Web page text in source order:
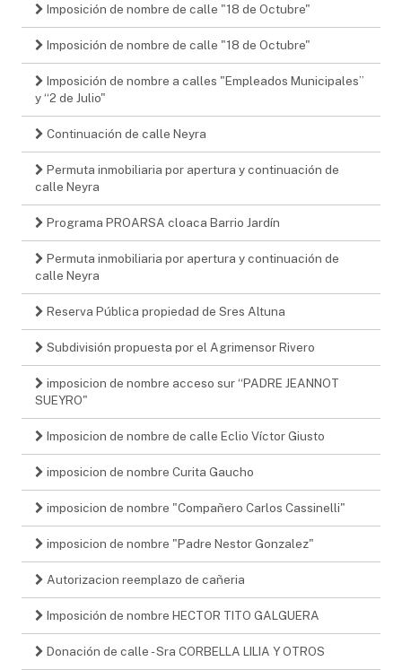
Imposición de nombre de calle "18 de Octubre"
Imposición de nombre de calle "18 de Octubre"
Imposición de nombre a calles "Empleados Municipales”
y “2 de Julio"
Continuación de calle Neyra
Permuta inmobiliaria por apertura y continuación de
calle Neyra
Programa PROARSA cloaca Barrio Jardín
Permuta inmobiliaria por apertura y continuación de
calle Neyra
Reserva Pública propiedad de Sres Altuna
Subdivisión propuesta por el Agrimensor Rivero
imposicion de nombre acceso sur “PADRE JEANNOT
SUEYRO"
Imposicion de nombre de calle Eclio Víctor Giusto
imposicion de nombre Curita Gaucho
imposicion de nombre "Compañero Carlos Cassinelli"
imposicion de nombre "Padre Nestor Gonzalez"
Autorizacion reemplazo de cañeria
Imposición de nombre HECTOR TITO GALGUERA
Donación de calle - Sra CORBELLA LILIA Y OTROS